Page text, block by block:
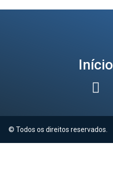
Início
© Todos os direitos reservados.